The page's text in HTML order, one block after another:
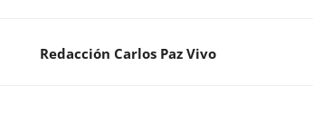
Redacción Carlos Paz Vivo